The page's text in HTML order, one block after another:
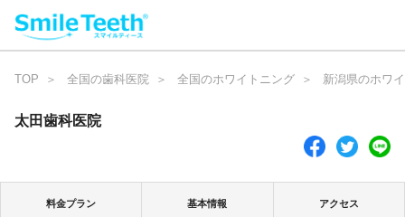
TOP 全国の歯科医院 全国のホワイトニング 新潟県のホワ
太田歯科医院
料金プラン 基本情報 アクセス